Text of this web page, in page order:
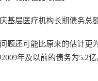
基层医疗机构长期债务总
题还可能比原来的估计
年及以前的债务为5.2